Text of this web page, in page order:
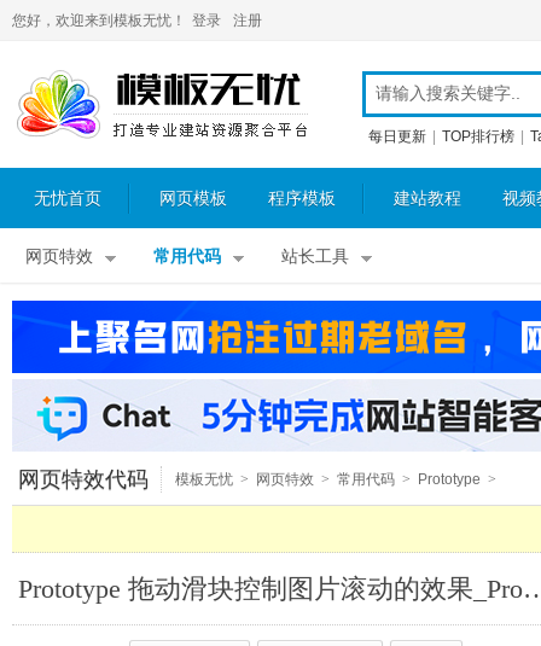
您好，欢迎来到模板无忧！ 登录 注册
每日更新 TOP排行榜
无忧首页 网页模板 程序模板 建站教程 视频
网页特效 常用代码 站长工具
网页特效代码 模板无忧 > 网页特效 > 常用代码 > Prototype >
Prototype 拖动滑块控